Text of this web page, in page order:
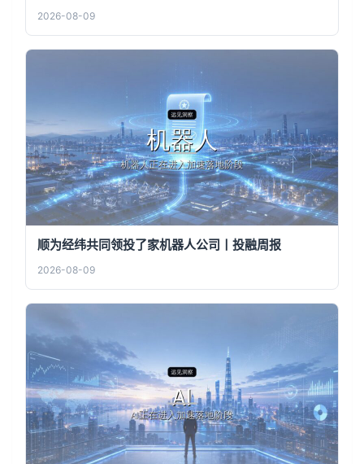
2026-08-09
顺为经纬共同领投了家机器人公司丨投融周报
2026-08-09